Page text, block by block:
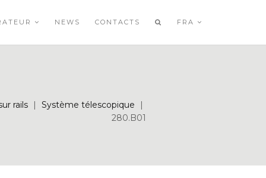
NEWS CONTACTS FRA
rails | Système télescopique
|
280.B01